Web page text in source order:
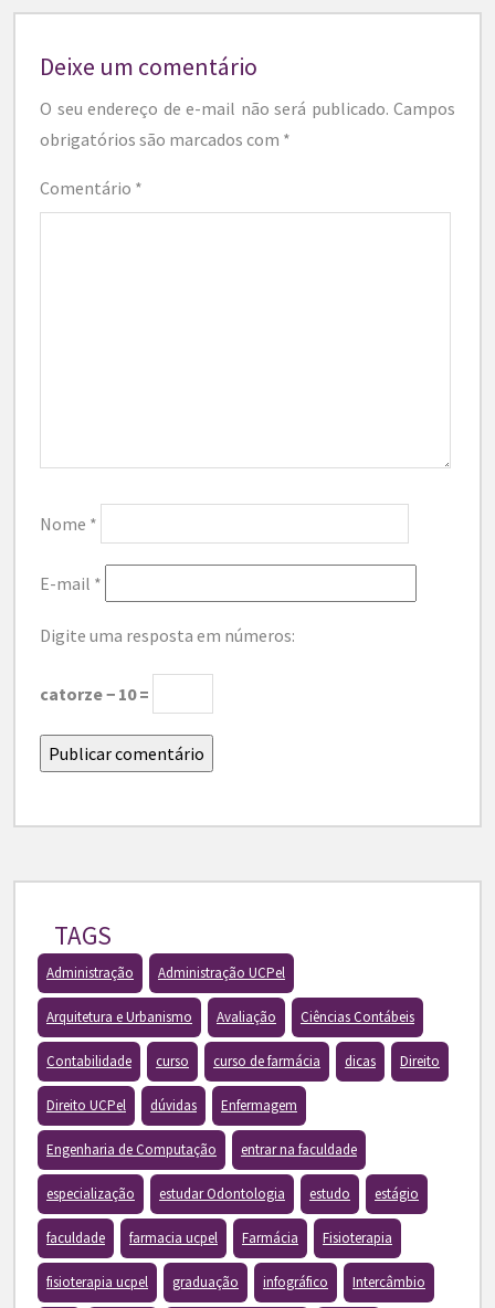
Deixe um comentário
O seu endereço de e-mail não será publicado. Campos
obrigatórios são marcados com *
Comentário *
Nome *
E-mail *
Digite uma resposta em números:
catorze − 10 =
TAGS
Administração Administração UCPel
Arquitetura e Urbanismo Avaliação Ciências Contábeis
Contabilidade curso curso de farmácia dicas Direito
Direito UCPel dúvidas Enfermagem
Engenharia de Computação entrar na faculdade
especialização estudar Odontologia estudo estágio
faculdade farmacia ucpel Farmácia Fisioterapia
fisioterapia ucpel graduação infográfico Intercâmbio